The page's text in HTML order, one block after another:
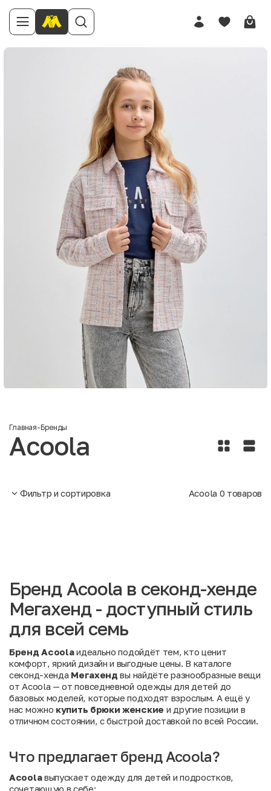
Главная-Бренды
Acoola
Фильтр и сортировка Acoola 0 товаров
Бренд Acoola в секонд-хенде
Мегахенд - доступный стиль
для всей семь
Бренд Acoolaидеально подойдёт тем, кто ценит
комфорт, яркий дизайн и выгодные цены. В каталоге
секонд-хенда Мегахенд вы найдёте разнообразные вещи
от Acoola — от повседневной одежды для детей до
базовых моделей, которые подходят взрослым. А ещё у
нас можно купить брюки женские и другие позиции в
отличном состоянии, с быстрой доставкой по всей России.
Что предлагает бренд Acoola?
Acoolaвыпускает одежду для детей и подростков,
сочетающую в себе: